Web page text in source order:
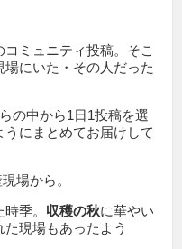
ミュニティ投稿。そこ
にいた・その人だった
の中から1日1投稿を選
にまとめてお届けして
場から。
季。 収穫の秋に華やい
現場もあったよう